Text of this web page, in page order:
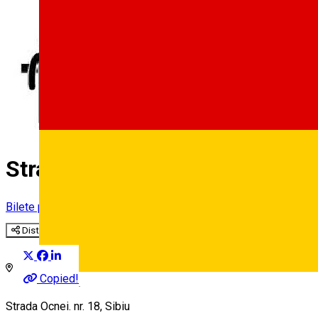
Deutsch
Strada Ocnei, nr. 18 - magazin
Bilete parcare
Distribuie
Copied!
Strada Ocnei. nr. 18, Sibiu